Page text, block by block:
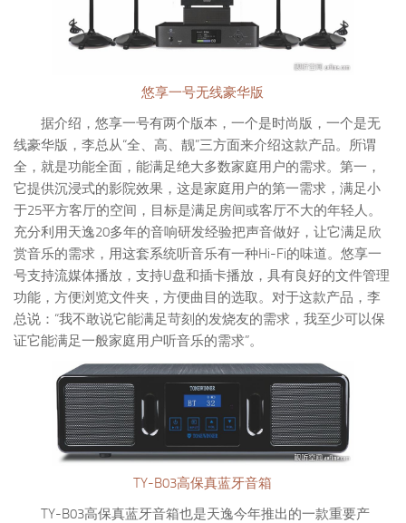
悠享一号无线豪华版
据介绍，悠享一号有两个版本，一个是时尚版，一个是无
线豪华版，李总从“全、高、靓”三方面来介绍这款产品。所谓
全，就是功能全面，能满足绝大多数家庭用户的需求。第一，
它提供沉浸式的影院效果，这是家庭用户的第一需求，满足小
于25平方客厅的空间，目标是满足房间或客厅不大的年轻人。
充分利用天逸20多年的音响研发经验把声音做好，让它满足欣
赏音乐的需求，用这套系统听音乐有一种Hi-Fi的味道。悠享一
号支持流媒体播放，支持U盘和插卡播放，具有良好的文件管理
功能，方便浏览文件夹，方便曲目的选取。对于这款产品，李
总说：“我不敢说它能满足苛刻的发烧友的需求，我至少可以保
证它能满足一般家庭用户听音乐的需求”。
TY-B03高保真蓝牙音箱
TY-B03高保真蓝牙音箱也是天逸今年推出的一款重要产